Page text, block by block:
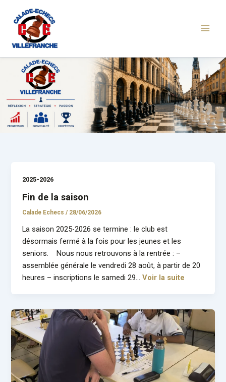
contenu
2025-2026
Fin de la saison
Calade Echecs/ 28/06/2026
La saison 2025-2026 se termine : le club est
désormais fermé à la fois pour les jeunes et les
seniors. Nous nous retrouvons à la rentrée : –
assemblée générale le vendredi 28 août, à partir de 20
heures – inscriptions le samedi 29…Voir la suite